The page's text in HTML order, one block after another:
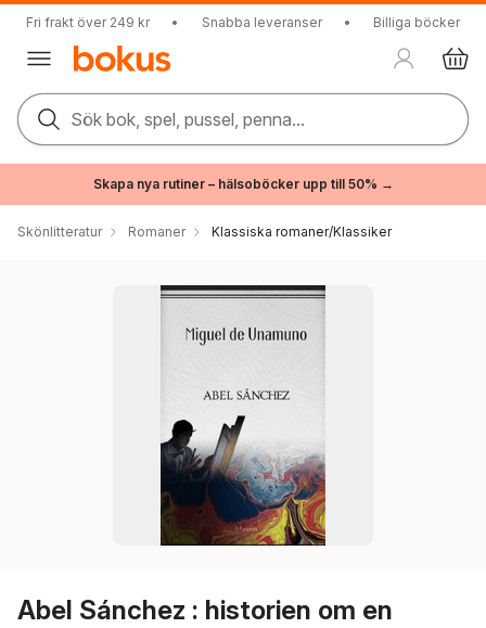
Fri frakt över 249 kr • Snabba leveranser • Billiga böcker
Sök bok, spel, pussel, penna...
Skapa nya rutiner – hälsoböcker upp till 50% →
Skönlitteratur Romaner Klassiska romaner/Klassiker
Abel Sánchez : historien om en